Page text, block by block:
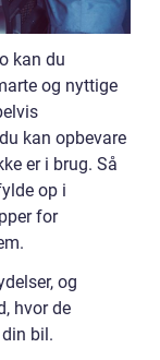
kan du
og nyttige
kan opbevare
er i brug. Så
op i
for
og
hvor de
bil.